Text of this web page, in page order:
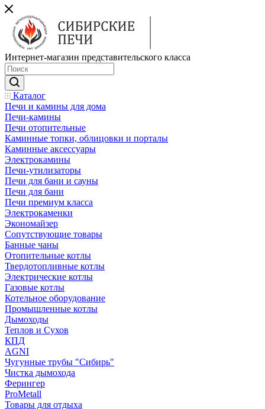
Интернет-магазин представительского класса
Каталог
Печи и камины для дома
Печи-камины
Печи отопительные
Каминные топки, облицовки и порталы
Каминные аксессуары
Электрокамины
Печи-утилизаторы
Печи для бани и сауны
Печи для бани
Печи премиум класса
Электрокаменки
Экономайзер
Сопутствующие товары
Банные чаны
Отопительные котлы
Твердотопливные котлы
Электрические котлы
Газовые котлы
Котельное оборудование
Промышленные котлы
Дымоходы
Теплов и Сухов
КПД
AGNI
Чугунные трубы "Сибирь"
Чистка дымохода
Ферингер
ProMetall
Товары для отдыха